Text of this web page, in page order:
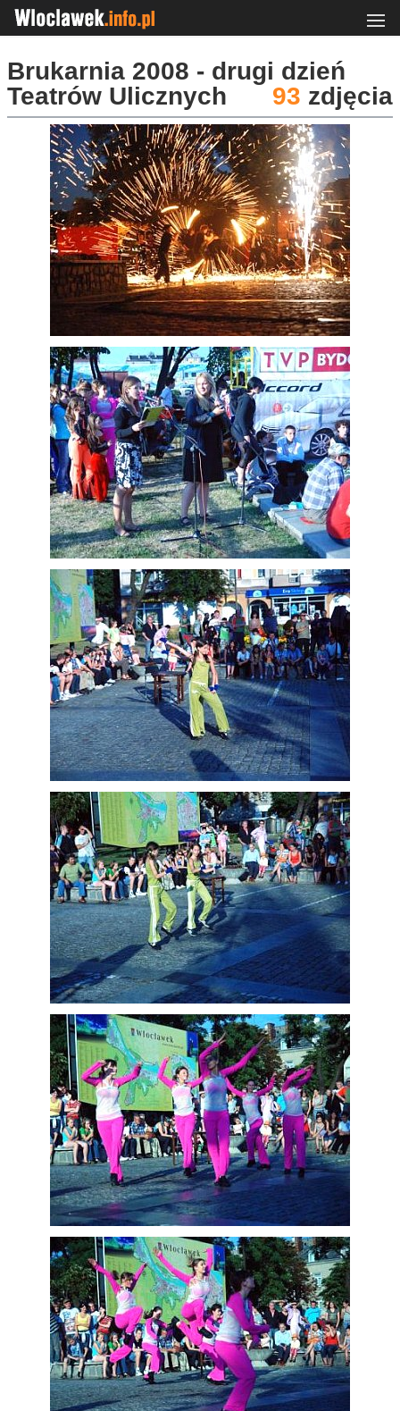
Brukarnia 2008 - drugi dzień
Teatrów Ulicznych
93 zdjęcia